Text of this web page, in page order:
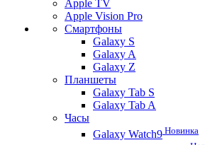
Apple TV
Apple Vision Pro
Смартфоны
Galaxy S
Galaxy A
Galaxy Z
Планшеты
Galaxy Tab S
Galaxy Tab A
Часы
Galaxy Watch9 Новинка